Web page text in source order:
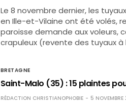
Le 8 novembre dernier, les
en Ille-et-Vilaine ont été volés,
paroisse demande aux
crapuleux (revente des tuyaux
BRETAGNE
Saint-Malo (35) : 15 plaintes
RÉDACTION CHRISTIANOPHOBIE 5